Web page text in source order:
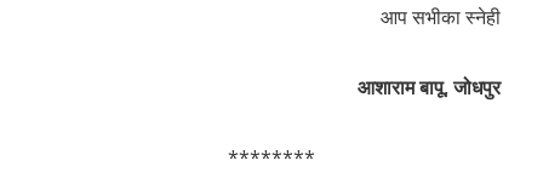
आप सभीका स्नेही
आशाराम बापू,जोधपुर
********